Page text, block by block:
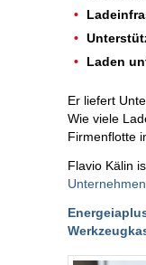
Laden
Er liefert
Wie viele
Firmenflotte
Flavio Kälin
Unternehmen